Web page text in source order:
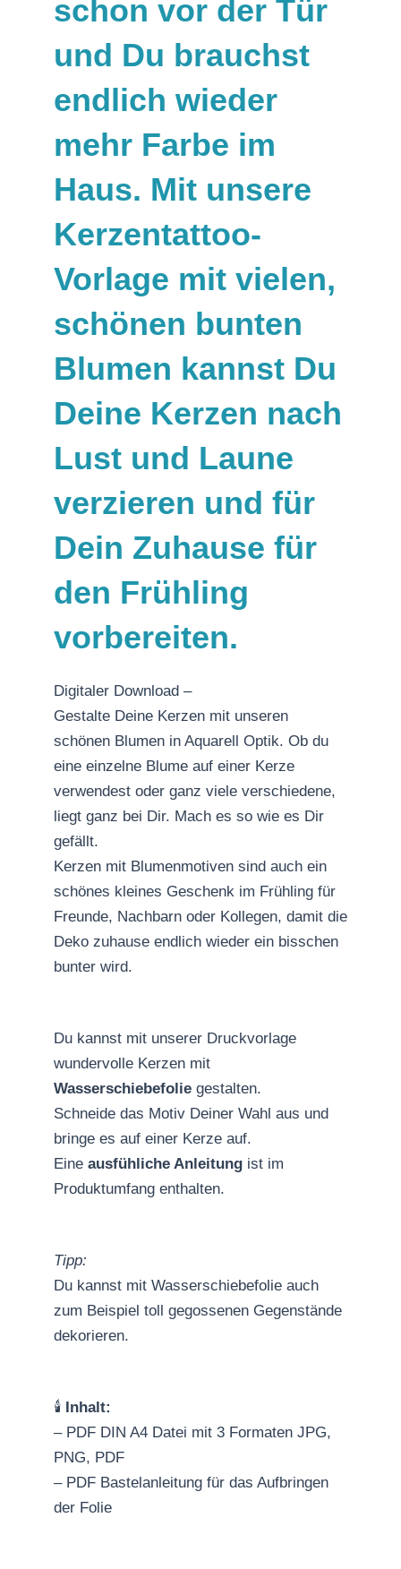
schon vor der Tür
und Du brauchst
endlich wieder
mehr Farbe im
Haus. Mit unsere
Kerzentattoo-
Vorlage mit vielen,
schönen bunten
Blumen kannst Du
Deine Kerzen nach
Lust und Laune
verzieren und für
Dein Zuhause für
den Frühling
vorbereiten.
Digitaler Download –
Gestalte Deine Kerzen mit unseren
schönen Blumen in Aquarell Optik. Ob du
eine einzelne Blume auf einer Kerze
verwendest oder ganz viele verschiedene,
liegt ganz bei Dir. Mach es so wie es Dir
gefällt.
Kerzen mit Blumenmotiven sind auch ein
schönes kleines Geschenk im Frühling für
Freunde, Nachbarn oder Kollegen, damit die
Deko zuhause endlich wieder ein bisschen
bunter wird.
Du kannst mit unserer Druckvorlage
wundervolle Kerzen mit
Wasserschiebefolie gestalten.
Schneide das Motiv Deiner Wahl aus und
bringe es auf einer Kerze auf.
Eine ausfühliche Anleitung ist im
Produktumfang enthalten.
Tipp:
Du kannst mit Wasserschiebefolie auch
zum Beispiel toll gegossenen Gegenstände
dekorieren.
🕯️ Inhalt:
– PDF DIN A4 Datei mit 3 Formaten JPG,
PNG, PDF
– PDF Bastelanleitung für das Aufbringen
der Folie